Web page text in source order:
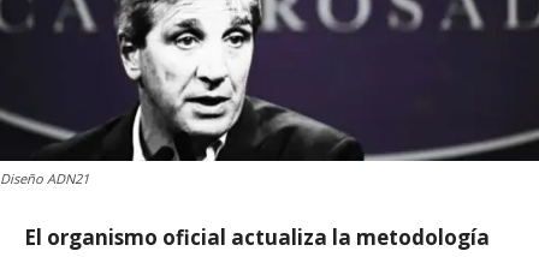
Diseño ADN21
El organismo oficial actualiza la metodología